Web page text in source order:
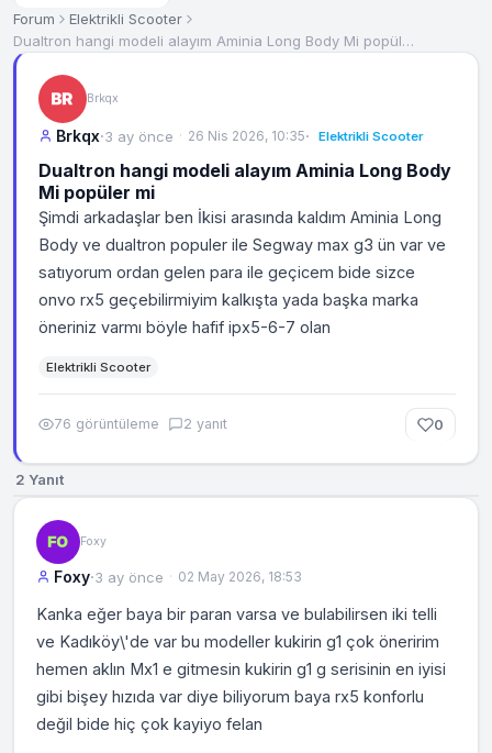
Forum
Elektrikli Scooter
Dualtron hangi modeli alayım Aminia Long Body Mi popül…
Brkqx
Brkqx·3 ay önce 26 Nis 2026, 10:35· Elektrikli Scooter
Dualtron hangi modeli alayım Aminia Long Body
Mi popüler mi
Şimdi arkadaşlar ben İkisi arasında kaldım Aminia Long
Body ve dualtron populer ile Segway max g3 ün var ve
satıyorum ordan gelen para ile geçicem bide sizce
onvo rx5 geçebilirmiyim kalkışta yada başka marka
öneriniz varmı böyle hafif ipx5-6-7 olan
Elektrikli Scooter
76 görüntüleme 2 yanıt 0
2 Yanıt
Foxy
Foxy·3 ay önce 02 May 2026, 18:53
Kanka eğer baya bir paran varsa ve bulabilirsen iki telli
ve Kadıköy\'de var bu modeller kukirin g1 çok öneririm
hemen aklın Mx1 e gitmesin kukirin g1 g serisinin en iyisi
gibi bişey hızıda var diye biliyorum baya rx5 konforlu
değil bide hiç çok kayiyo felan